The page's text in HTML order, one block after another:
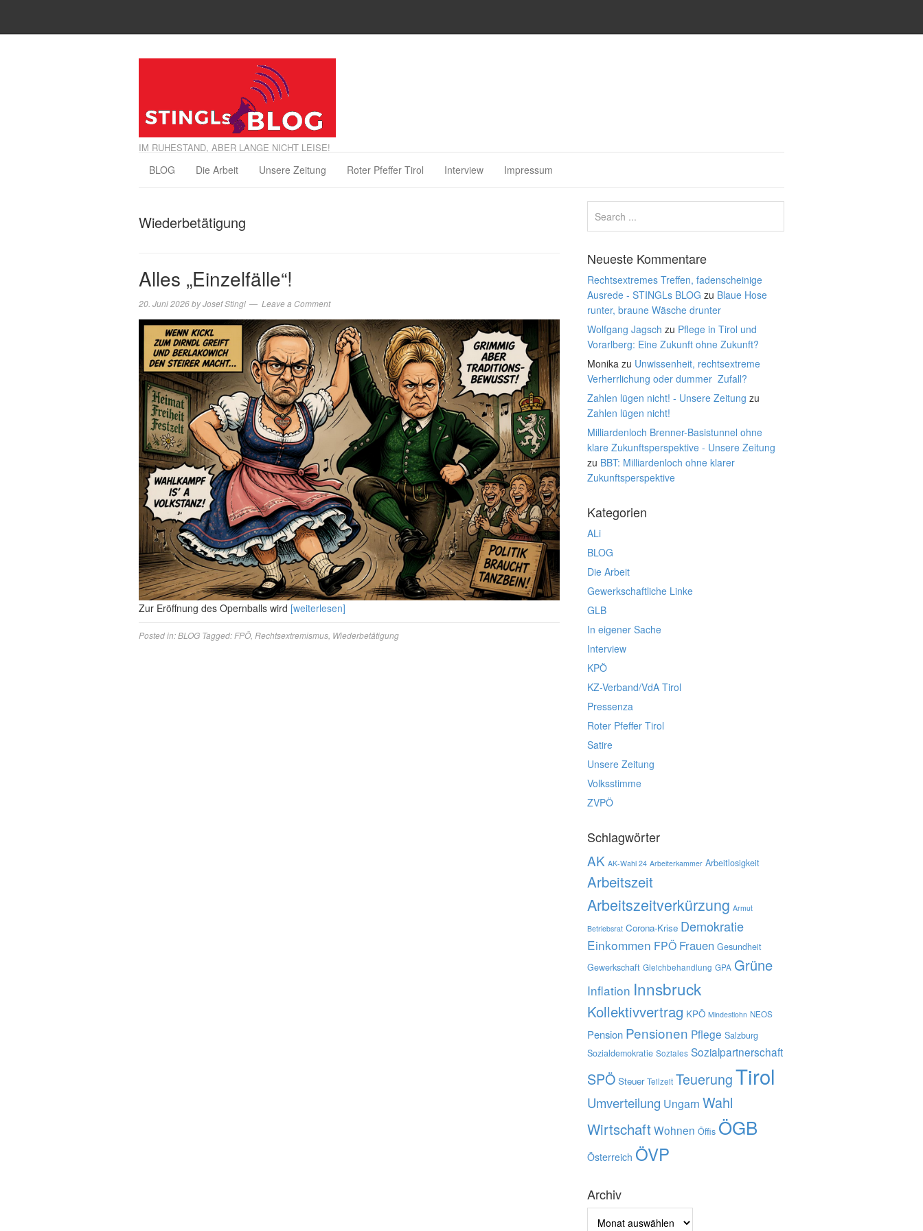
IM RUHESTAND, ABER LANGE NICHT LEISE!
BLOG Die Arbeit Unsere Zeitung Roter Pfeffer Tirol Interview Impressum
Wiederbetätigung
Alles „Einzelfälle“!
20. Juni 2026byJosef Stingl Leave a Comment
Zur Eröffnung des Opernballs wird [weiterlesen]
Posted in:BLOG Tagged: FPÖ, Rechtsextremismus Wiederbetätigung
Neueste Kommentare
Rechtsextremes Treffen, fadenscheinige
Ausrede - STINGLs BLOG zu Blaue Hose
runter, braune Wäsche drunter
Wolfgang Jagsch zu Pflege in Tirol und
Vorarlberg: Eine Zukunft ohne Zukunft?
Monika zu Unwissenheit, rechtsextreme
Verherrlichung oder dummer Zufall?
Zahlen lügen nicht! - Unsere Zeitung zu
Zahlen lügen nicht!
Milliardenloch Brenner-Basistunnel ohne
klare Zukunftsperspektive - Unsere Zeitung
zu BBT: Milliardenloch ohne klarer
Zukunftsperspektive
Kategorien
ALi
BLOG
Die Arbeit
Gewerkschaftliche Linke
GLB
In eigener Sache
Interview
KPÖ
KZ-Verband/VdA Tirol
Pressenza
Roter Pfeffer Tirol
Satire
Unsere Zeitung
Volksstimme
ZVPÖ
Schlagwörter
AK AK-Wahl 24 Arbeiterkammer Arbeitlosigkeit
Arbeitszeit
Arbeitszeitverkürzung Armut
Betriebsrat Corona-Krise Demokratie
Einkommen FPÖ Frauen Gesundheit
Gewerkschaft Gleichbehandlung GPA Grüne
Inflation Innsbruck
Kollektivvertrag KPÖ Mindestlohn NEOS
Pension Pensionen Pflege Salzburg
Sozialdemokratie Soziales Sozialpartnerschaft
SPÖ Steuer Teilzeit TeuerungTirol
Umverteilung Ungarn Wahl
WirtschaftWohnen Öffis ÖGB
Österreich ÖVP
Archiv